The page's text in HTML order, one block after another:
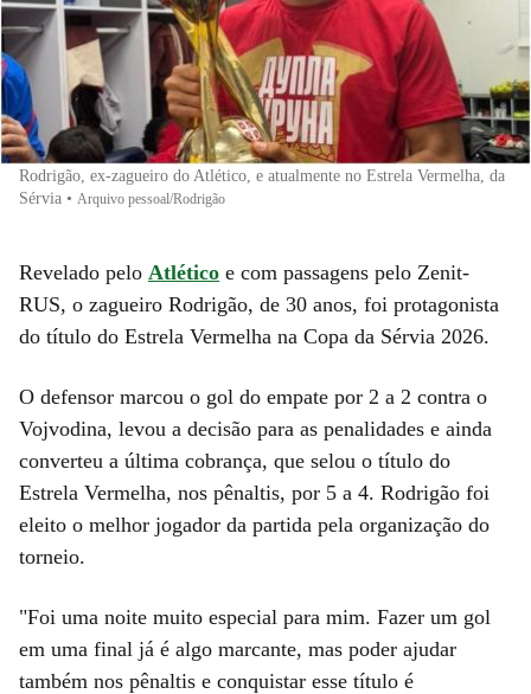
Rodrigão, ex-zagueiro do Atlético, e atualmente no Estrela Vermelha, da
Sérvia • Arquivo pessoal/Rodrigão
Revelado pelo Atlético e com passagens pelo Zenit-
RUS, o zagueiro Rodrigão, de 30 anos, foi protagonista
do título do Estrela Vermelha na Copa da Sérvia 2026.
O defensor marcou o gol do empate por 2 a 2 contra o
Vojvodina, levou a decisão para as penalidades e ainda
converteu a última cobrança, que selou o título do
Estrela Vermelha, nos pênaltis, por 5 a 4. Rodrigão foi
eleito o melhor jogador da partida pela organização do
torneio.
"Foi uma noite muito especial para mim. Fazer um gol
em uma final já é algo marcante, mas poder ajudar
também nos pênaltis e conquistar esse título é